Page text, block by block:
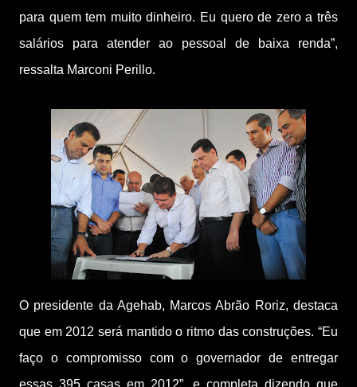
para quem tem muito dinheiro. Eu quero de zero a três
salários para atender ao pessoal de baixa renda”,
ressalta Marconi Perillo.
O presidente da Agehab, Marcos Abrão Roriz, destaca
que em 2012 será mantido o ritmo das construções. “Eu
faço o compromisso com o governador de entregar
essas 395 casas em 2012”, e completa dizendo que